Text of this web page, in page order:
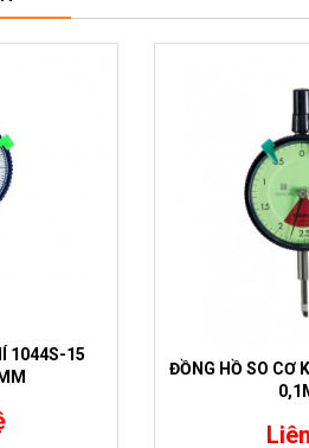
1044S-15
ĐỒNG HỒ SO CƠ